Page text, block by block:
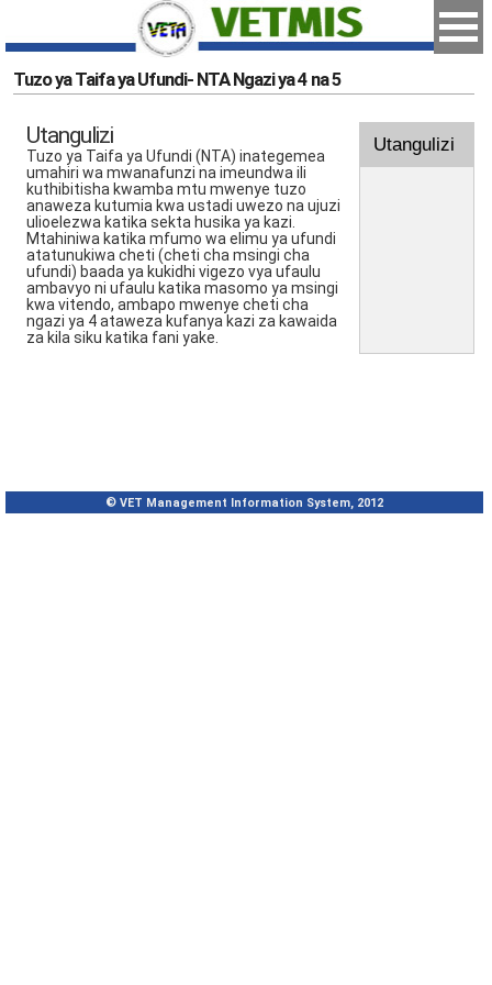
Tuzo ya Taifa ya Ufundi- NTA Ngazi ya 4 na 5
Utangulizi
Tuzo ya Taifa ya Ufundi (NTA) inategemea
umahiri wa mwanafunzi na imeundwa ili
kuthibitisha kwamba mtu mwenye tuzo
anaweza kutumia kwa ustadi uwezo na ujuzi
ulioelezwa katika sekta husika ya kazi.
Mtahiniwa katika mfumo wa elimu ya ufundi
atatunukiwa cheti (cheti cha msingi cha
ufundi) baada ya kukidhi vigezo vya ufaulu
ambavyo ni ufaulu katika masomo ya msingi
kwa vitendo, ambapo mwenye cheti cha
ngazi ya 4 ataweza kufanya kazi za kawaida
za kila siku katika fani yake.
Utangulizi
© VET Management Information System, 2012